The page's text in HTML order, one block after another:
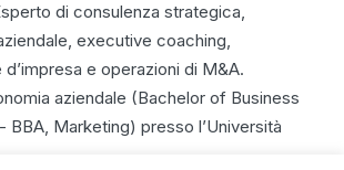
di consulenza strategica,
executive coaching,
e operazioni di M&A.
aziendale (Bachelor of Business
BBA, Marketing) presso l’Università